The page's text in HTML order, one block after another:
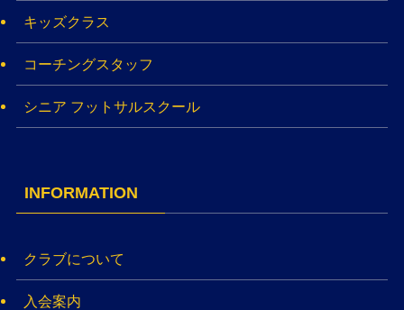
キッズクラス
コーチングスタッフ
シニア フットサルスクール
INFORMATION
クラブについて
入会案内